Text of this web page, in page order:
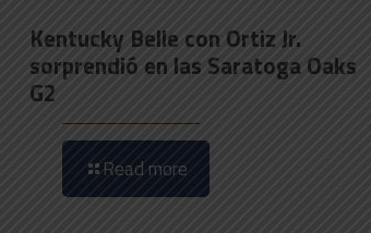
Kentucky Belle con Ortiz Jr.
sorprendió en las Saratoga Oaks
G2
Read more